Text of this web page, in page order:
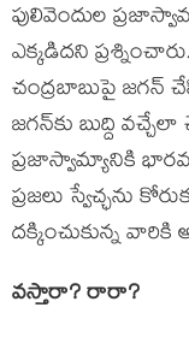
పులివెందుల
ఎక్కడిదని
చంద్ర‌బాబుపై జ‌గ‌న్
జ‌గ‌న్‌కు బుద్ది
ప్ర‌జాస్వామ్యానికి
ప్ర‌జ‌లు స్వేచ్ఛ‌ను
ద‌క్కించుకున్న
వ‌స్తారా? రారా?